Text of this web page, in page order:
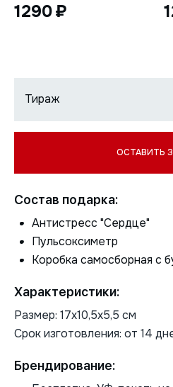
1290
Состав подарка:
Антистресс "Сердце"
Пульсоксиметр
Коробка самосборная с
Характеристики:
Размер: 17х10,5х5,5 см
Срок изготовления: от 14
Брендирование: